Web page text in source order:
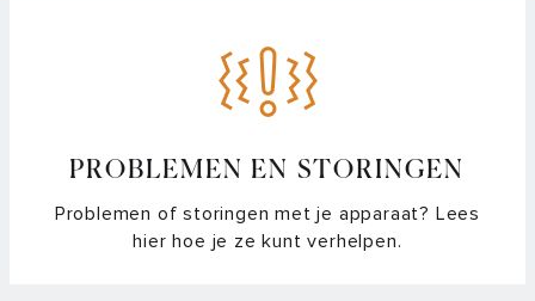
PROBLEMEN EN STORINGEN
Problemen of storingen met je apparaat? Lees
hier hoe je ze kunt verhelpen.